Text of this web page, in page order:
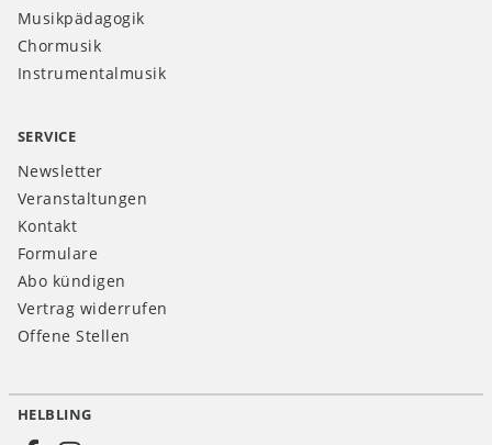
Musikpädagogik
Chormusik
Instrumentalmusik
SERVICE
Newsletter
Veranstaltungen
Kontakt
Formulare
Abo kündigen
Vertrag widerrufen
Offene Stellen
HELBLING